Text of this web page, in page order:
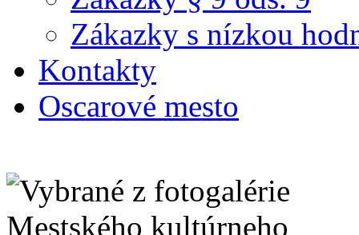
Zákazky s nízkou
Kontakty
Oscarové mesto